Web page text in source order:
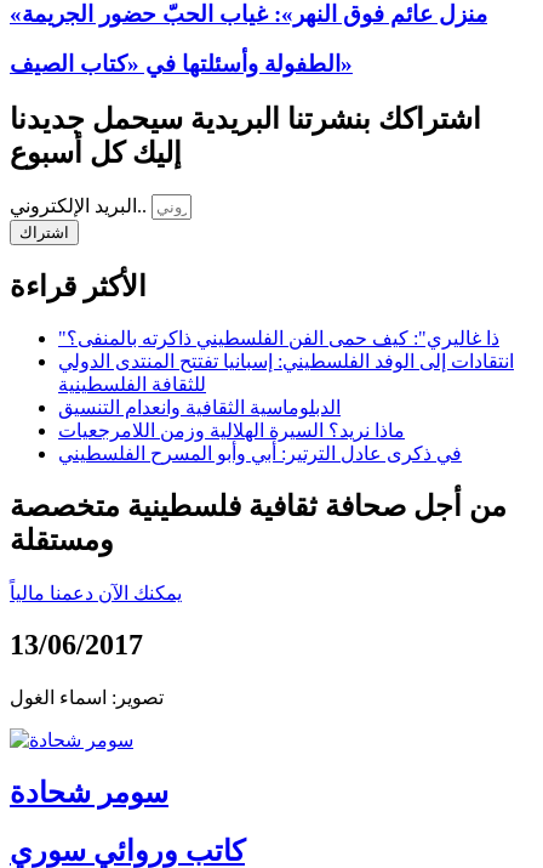
«منزل عائم فوق النهر»: غياب الحبّ حضور الجريمة
الطفولة وأسئلتها في «كتاب الصيف»
اشتراكك بنشرتنا البريدية سيحمل جديدنا
إليك كل أسبوع
البريد الإلكتروني..
اشتراك
الأكثر قراءة
"ذا غاليري": كيف حمى الفن الفلسطيني ذاكرته بالمنفى؟
انتقادات إلى الوفد الفلسطيني: إسبانيا تفتتح المنتدى الدولي
للثقافة الفلسطينية
الدبلوماسية الثقافية وانعدام التنسيق
ماذا نريد؟ السيرة الهلالية وزمن اللامرجعيات
في ذكرى عادل الترتير: أبي وأبو المسرح الفلسطيني
من أجل صحافة ثقافية فلسطينية متخصصة
ومستقلة
يمكنك الآن دعمنا مالياً
13/06/2017
تصوير: اسماء الغول
سومر شحادة
كاتب وروائي سوري